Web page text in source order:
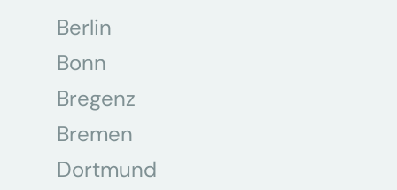
Berlin
Bonn
Bregenz
Bremen
Dortmund